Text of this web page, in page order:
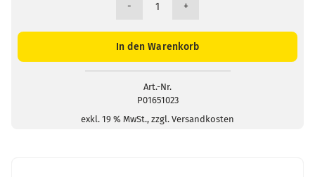
48,00 €
39,00 €.
USB-
Menge
In den Warenkorb
Art.-Nr.
P01651023
exkl. 19 % MwSt., zzgl. Versandkosten